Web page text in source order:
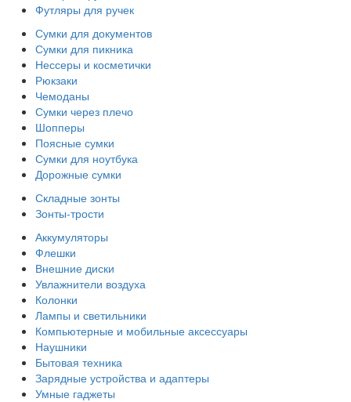
Футляры для ручек
Сумки для документов
Сумки для пикника
Нессеры и косметички
Рюкзаки
Чемоданы
Сумки через плечо
Шопперы
Поясные сумки
Сумки для ноутбука
Дорожные сумки
Складные зонты
Зонты-трости
Аккумуляторы
Флешки
Внешние диски
Увлажнители воздуха
Колонки
Лампы и светильники
Компьютерные и мобильные аксессуары
Наушники
Бытовая техника
Зарядные устройства и адаптеры
Умные гаджеты